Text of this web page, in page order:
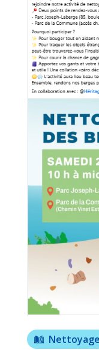
Nettoyage